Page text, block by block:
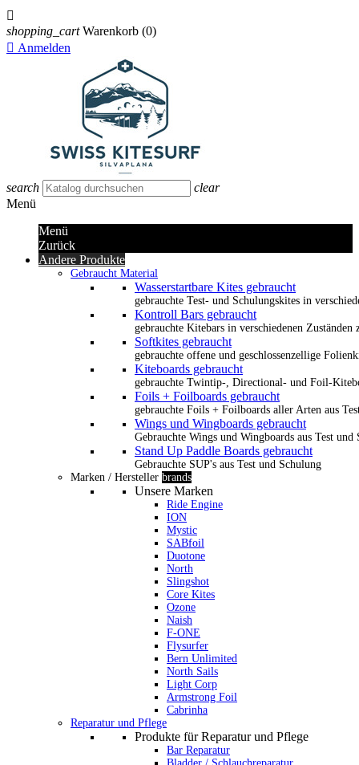

shopping_cart Warenkorb (0)
 Anmelden
search
clear
Menü
Menü
Zurück
Andere Produkte
Gebraucht Material
Wasserstartbare Kites gebraucht
gebrauchte Test- und Schulungskites in
Kontroll Bars gebraucht
gebrauchte Kitebars in verschiedenen Zuständen
Softkites gebraucht
gebrauchte offene und geschlossenzellige
Kiteboards gebraucht
gebrauchte Twintip-, Directional- und Foil-
Foils + Foilboards gebraucht
gebrauchte Foils + Foilboards aller Arten aus
Wings und Wingboards gebraucht
Gebrauchte Wings und Wingboards aus Test und
Stand Up Paddle Boards gebraucht
Gebrauchte SUP's aus Test und Schulung
Marken / Hersteller brands
Unsere Marken
Ride Engine
ION
Mystic
SABfoil
Duotone
North
Slingshot
Core Kites
Ozone
Naish
F-ONE
Flysurfer
Bern Unlimited
North Sails
Light Corp
Armstrong Foil
Cabrinha
Reparatur und Pflege
Produkte für Reparatur und Pflege
Bar Reparatur